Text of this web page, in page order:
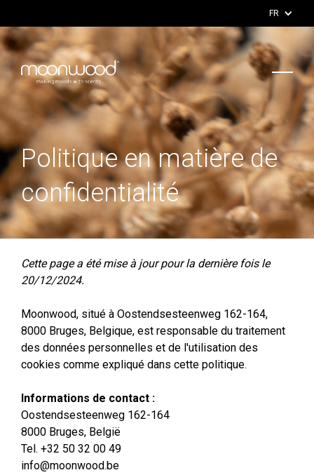
FR
Politique en matière de
confidentialité
Cette page a été mise à jour pour la dernière fois le
20/12/2024.
Moonwood, situé à Oostendsesteenweg 162-164,
8000 Bruges, Belgique, est responsable du traitement
des données personnelles et de l'utilisation des
cookies comme expliqué dans cette politique.
Informations de contact :
Oostendsesteenweg 162-164
8000 Bruges, België
Tel. +32 50 32 00 49
info@moonwood.be